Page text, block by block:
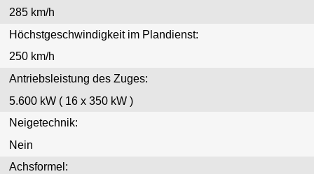
285 km/h
Höchstgeschwindigkeit im Plandienst:
250 km/h
Antriebsleistung des Zuges:
5.600 kW ( 16 x 350 kW )
Neigetechnik:
Nein
Achsformel: